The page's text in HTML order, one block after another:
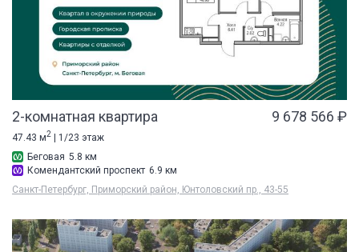
2-комнатная квартира 9 678 566 ₽
47.43 м2
| 1/23 этаж
Беговая 5.8 км
Комендантский проспект 6.9 км
Санкт-Петербург, Приморский район, Юнтоловский пр., 43-55